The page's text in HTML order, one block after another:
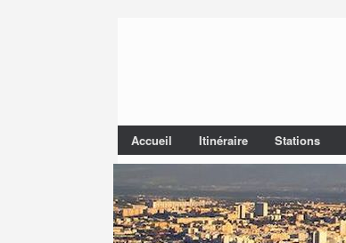
Accueil Itinéraire Stations